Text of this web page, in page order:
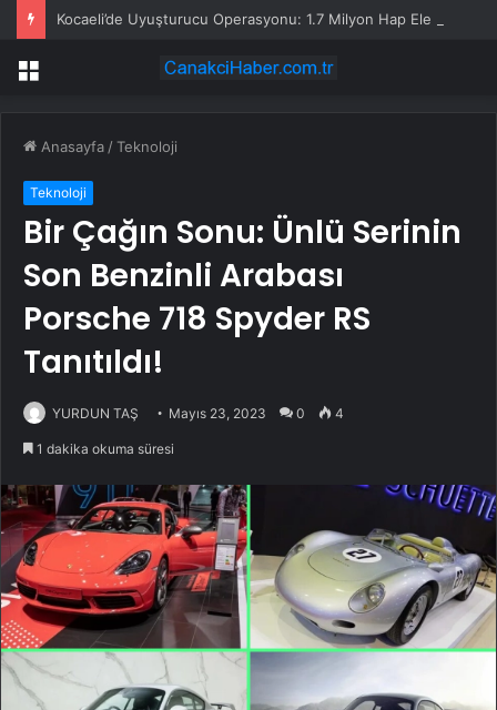
Menü
Anasayfa /Teknoloji
Teknoloji
Bir Çağın Sonu: Ünlü Serinin
Son Benzinli Arabası
Porsche 718 Spyder RS ​​
Tanıtıldı!
YURDUN TAŞ Mayıs 23, 2023 0 4
1 dakika okuma süresi